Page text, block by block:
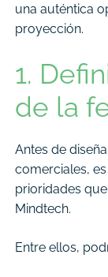
una auténtica
proyección.
1.
de la
Antes de
comerciales,
prioridades
Mindtech.
Entre ellos,